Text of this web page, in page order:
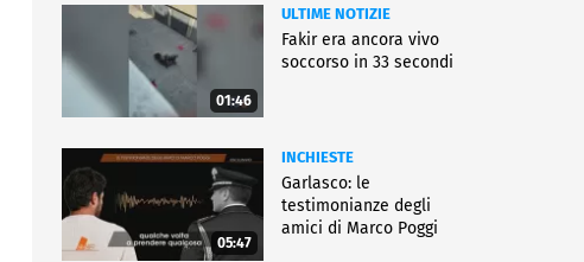
01:46
ULTIME NOTIZIE
Fakir era ancora vivo
soccorso in 33 secondi
05:47
INCHIESTE
Garlasco: le
testimonianze degli
amici di Marco Poggi